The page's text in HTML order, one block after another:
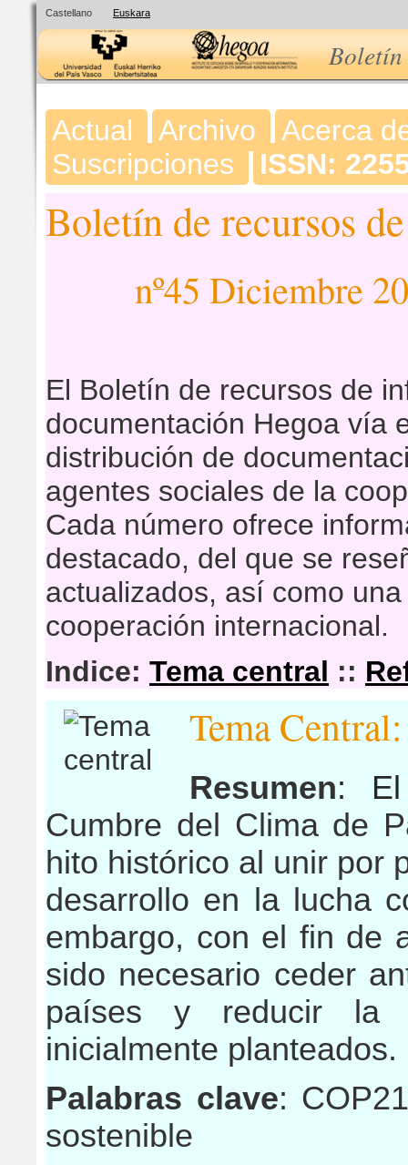
Castellano Euskara
Boletín
Actual Archivo
Acerca
Suscripciones
ISSN:
Boletín de recursos
nº45 Diciembre
El Boletín de recursos de
documentación Hegoa vía
distribución de
agentes sociales de la
Cada número ofrece
destacado, del que se
actualizados, así como
cooperación internacional.
Indice: Tema central ::
Tema
Resumen: El
Cumbre del Clima de
hito histórico al unir por
desarrollo en la lucha
embargo, con el fin de
sido necesario ceder
países y reducir la
inicialmente planteados.
Palabras clave:
sostenible